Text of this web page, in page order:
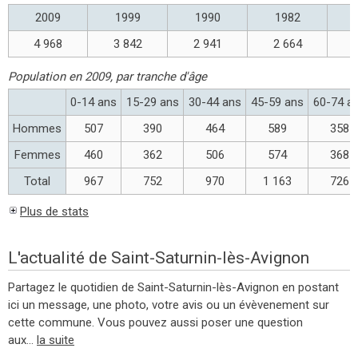
2009
1999 1990 1982
4 968
3 842 2 941 2 664
Population en 2009, par tranche d'âge
0-14 ans
15-29 ans 30-44 ans 45-59 ans
60-74
Hommes
507 390 464 589
358
Femmes
460 362 506 574
368
Total
967 752 970 1 163 726
Plus de stats
L'actualité de Saint-Saturnin-lès-Avignon
Partagez le quotidien de Saint-Saturnin-lès-Avignon en postant
ici un message, une photo, votre avis ou un évèvenement sur
cette commune. Vous pouvez aussi poser une question
aux... la suite